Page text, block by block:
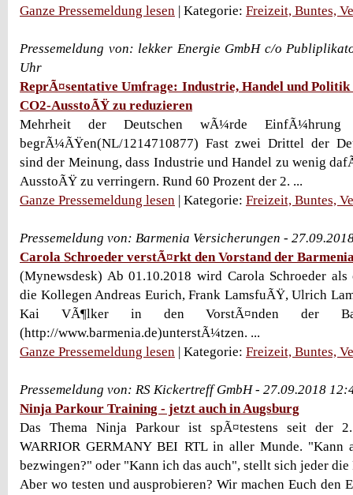
Ganze Pressemeldung lesen | Kategorie: Freizeit, Buntes,
Pressemeldung von: lekker Energie GmbH c/o
Uhr
ReprÃ¤sentative Umfrage: Industrie, Handel und Politik
CO2-AusstoÃŸ zu reduzieren
Mehrheit der Deutschen wÃ¼rde EinfÃ¼hrung
begrÃ¼ÃŸen(NL/1214710877) Fast zwei Drittel der
sind der Meinung, dass Industrie und Handel zu wenig
AusstoÃŸ zu verringern. Rund 60 Prozent der 2. ...
Ganze Pressemeldung lesen | Kategorie: Freizeit, Buntes,
Pressemeldung von: Barmenia Versicherungen -
Carola Schroeder verstÃ¤rkt den Vorstand der
(Mynewsdesk) Ab 01.10.2018 wird Carola Schroeder
die Kollegen Andreas Eurich, Frank LamsfuÃŸ, Ulrich
Kai VÃ¶lker in den VorstÃ¤nden der
(http://www.barmenia.de)unterstÃ¼tzen. ...
Ganze Pressemeldung lesen | Kategorie: Freizeit, Buntes,
Pressemeldung von: RS Kickertreff GmbH - 27.09.2018
Ninja Parkour Training - jetzt auch in Augsburg
Das Thema Ninja Parkour ist spÃ¤testens seit der
WARRIOR GERMANY BEI RTL in aller Munde. "Kann
bezwingen?" oder "Kann ich das auch", stellt sich jeder die
Aber wo testen und ausprobieren? Wir machen Euch den